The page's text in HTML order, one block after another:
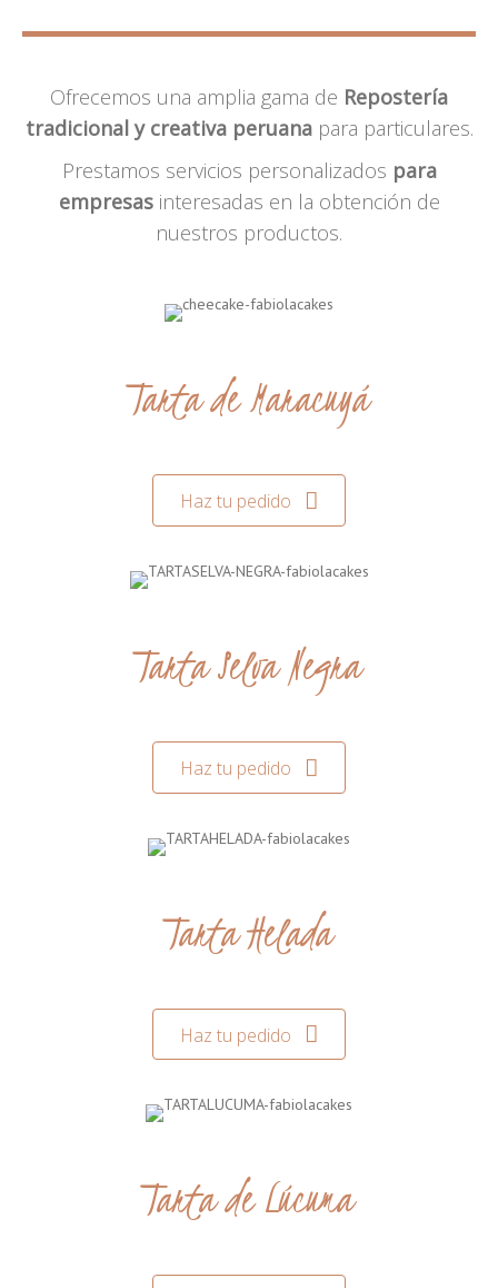
Ofrecemos una amplia gama de Repostería
tradicional y creativa peruanapara particulares.
Prestamos servicios personalizados para
empresasinteresadas en la obtención de
nuestros productos.
Tarta de Maracuyá
Haz tu pedido
Tarta Selva Negra
Haz tu pedido
Tarta Helada
Haz tu pedido
Tarta de Lúcuma